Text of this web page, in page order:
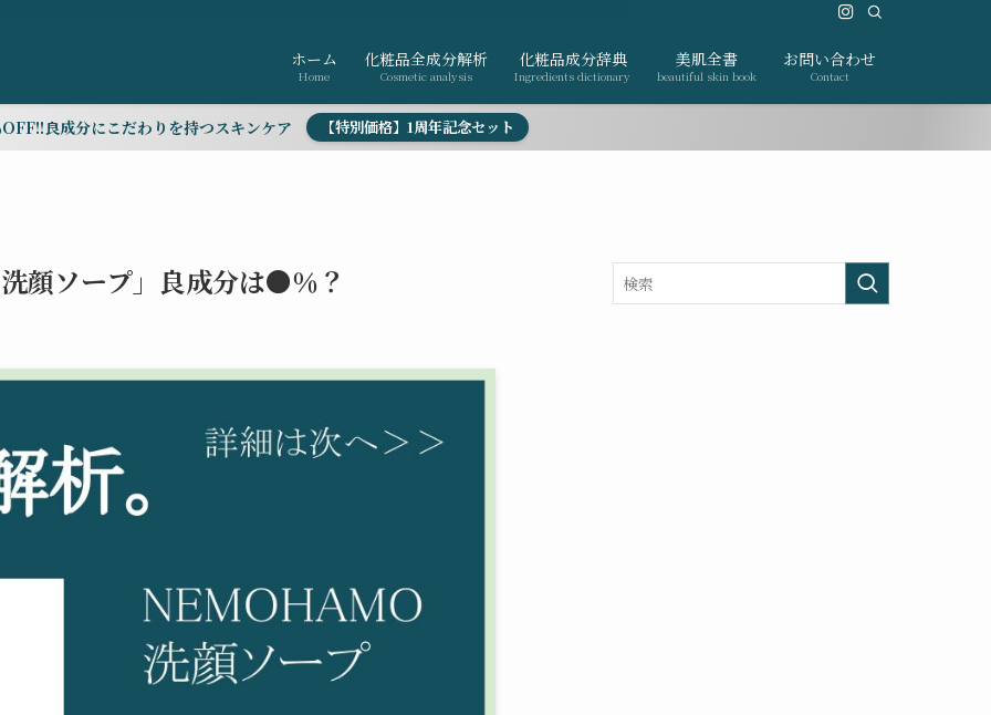
ホーム
Home
化粧品全成分解析
Cosmetic analysis
化粧品成分辞典
Ingredients dictionary
美肌全書
beautiful skin book
お問い合わせ
Contact
良成分にこだわりを持つスキンケア 【特別価格】1周年記念セット
顔ソープ」良成分は●％？